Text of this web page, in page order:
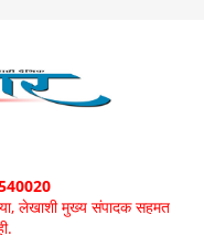
लेखाशी मुख्य संपादक सहमत